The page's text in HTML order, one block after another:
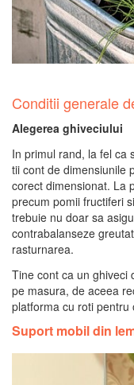
Conditii generale
Alegerea ghiveciului
In primul rand, la fel ca
tii cont de dimensiunile
corect dimensionat. La
precum pomii fructiferi
trebuie nu doar sa
contrabalanseze
rasturnarea.
Tine cont ca un ghiveci
pe masura, de aceea
platforma cu roti pentru
Suport mobil din